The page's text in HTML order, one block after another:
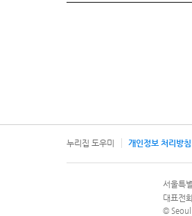
누리집 도우미 개인정보 처리방침
문의 전화번호 120,
서울특
대표전
©